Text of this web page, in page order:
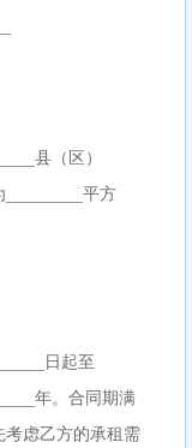
县（区）
________平方
日起至
年。合同期满
虑乙方的承租需